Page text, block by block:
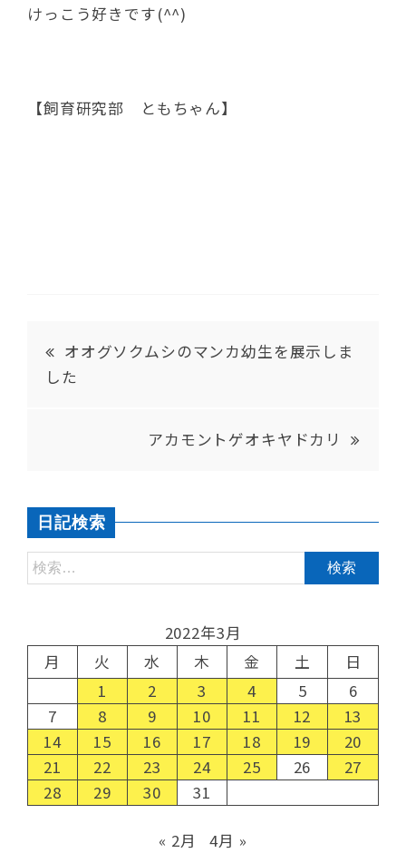
けっこう好きです(^^)
【飼育研究部 ともちゃん】
オオグソクムシのマンカ幼生を展示しま
した
アカモントゲオキヤドカリ
日記検索
2022年3月
月
火 水 木 金 土
日
1
2 3 4 5
6
7
8 9 10 11 12
13
14
15 16 17 18 19
20
21
22 23 24 25 26
27
28
29 30 31
« 2月 4月 »